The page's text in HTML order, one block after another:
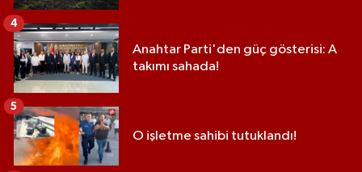
Anahtar Parti'den güç gösterisi: A
takımı sahada!
4
O işletme sahibi tutuklandı!
5